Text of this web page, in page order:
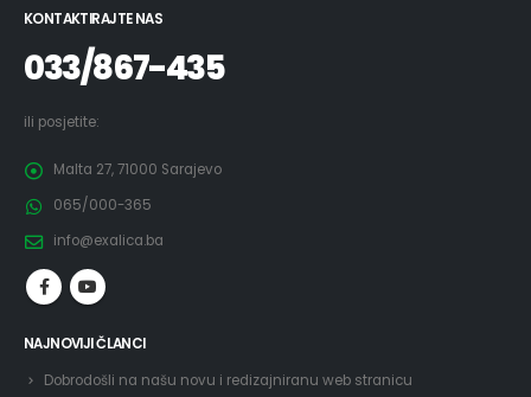
033/867-435
ili posjetite:
Malta 27, 71000 Sarajevo
065/000-365
info@exalica.ba
NAJNOVIJI ČLANCI
Dobrodošli na našu novu i redizajniranu web stranicu
Sjajne ideje za uređenje vrta uz minimalna sredstva